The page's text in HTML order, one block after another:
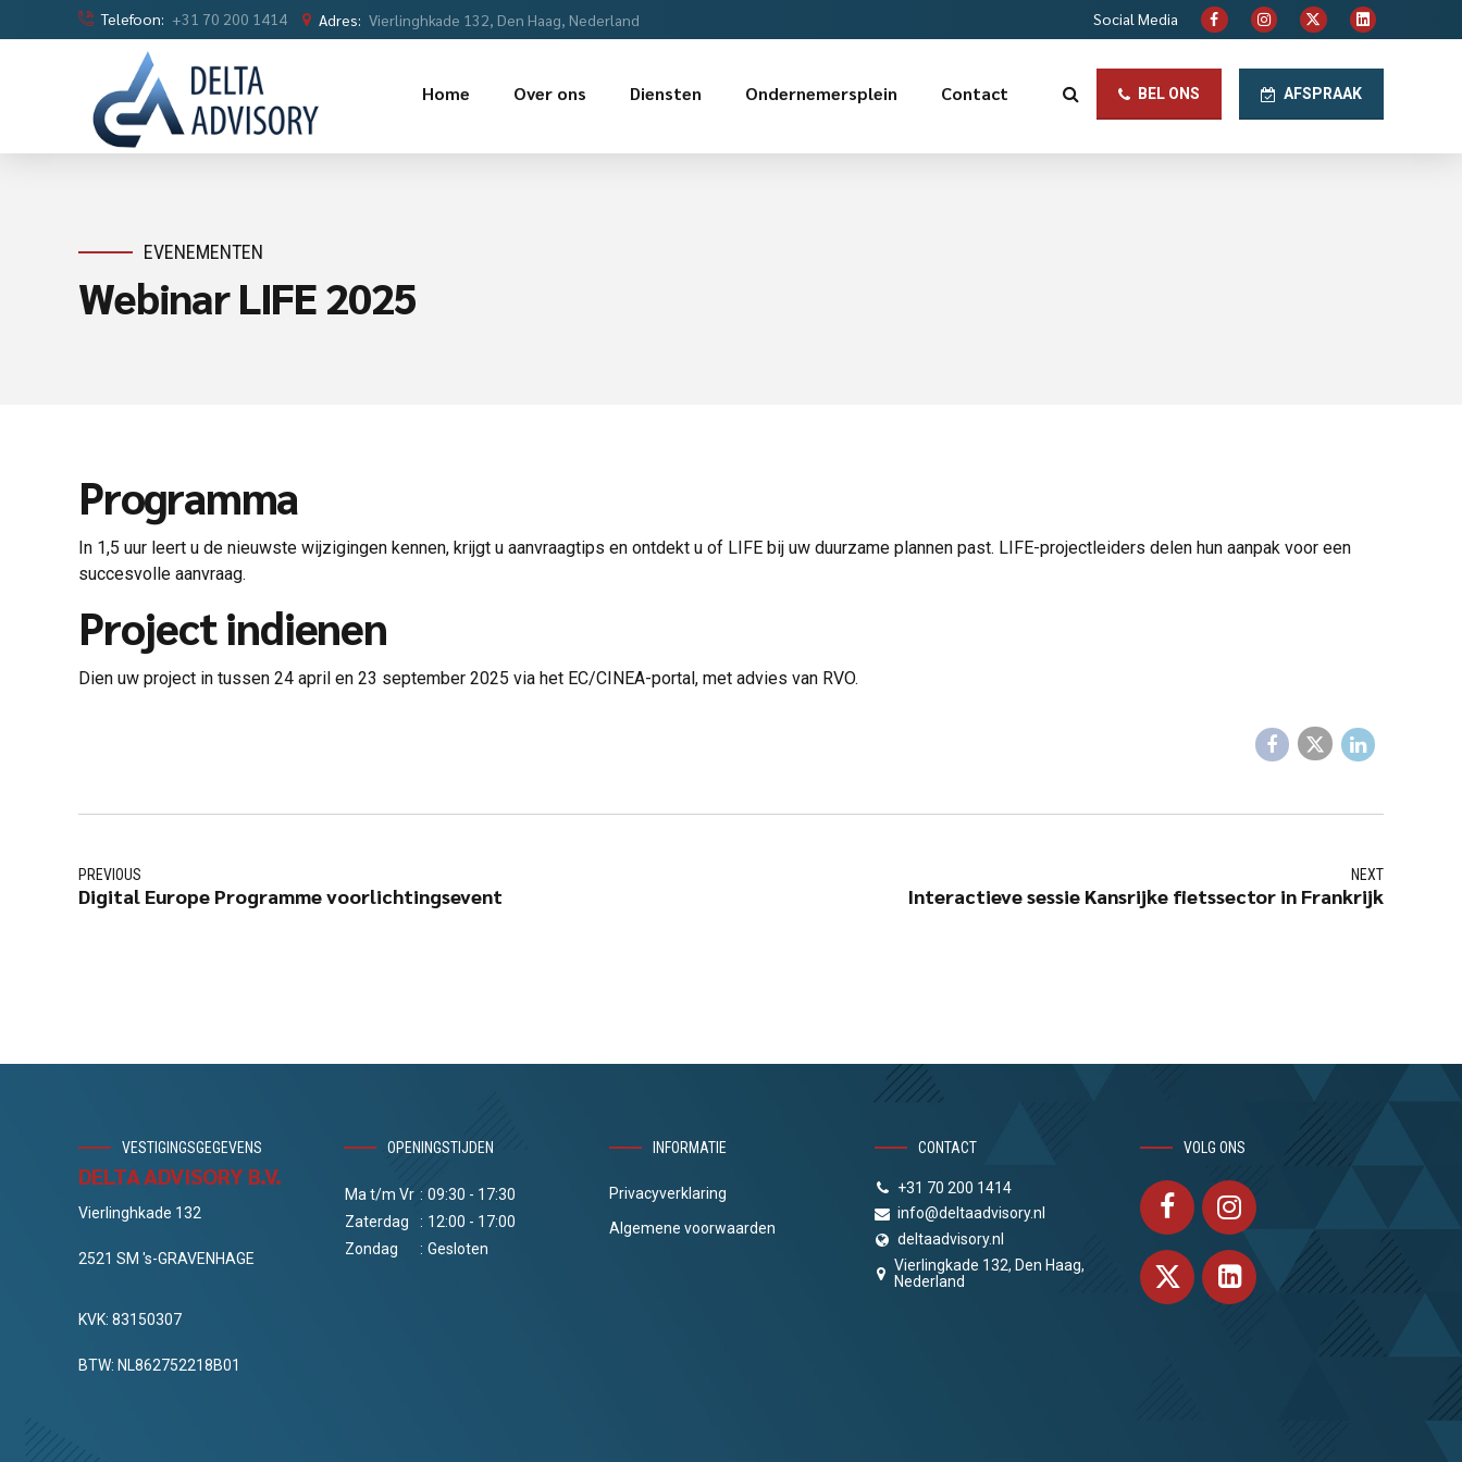
Telefoon: +31 70 200 1414 Adres: Vierlinghkade 132, Den Haag, Nederland Social Media
BEL ONS AFSPRAAK
Home Over ons Diensten Ondernemersplein Contact
EVENEMENTEN
Webinar LIFE 2025
Programma
In 1,5 uur leert u de nieuwste wijzigingen kennen, krijgt u aanvraagtips en ontdekt u of LIFE bij uw duurzame plannen past. LIFE-projectleiders delen hun aanpak voor een
succesvolle aanvraag.
Project indienen
Dien uw project in tussen 24 april en 23 september 2025 via het EC/CINEA-portal, met advies van RVO.
PREVIOUS
Digital Europe Programme voorlichtingsevent
NEXT
Interactieve sessie Kansrijke fietssector in Frankrijk
VESTIGINGSGEGEVENS
DELTA ADVISORY B.V.
Vierlinghkade 132
2521 SM 's-GRAVENHAGE
KVK: 83150307
BTW: NL862752218B01
OPENINGSTIJDEN
Ma t/m Vr : 09:30 - 17:30
Zaterdag
: 12:00 - 17:00
Zondag
: Gesloten
INFORMATIE
Privacyverklaring
Algemene voorwaarden
CONTACT
+31 70 200 1414
info@deltaadvisory.nl
deltaadvisory.nl
Vierlingkade 132, Den Haag,
Nederland
VOLG ONS